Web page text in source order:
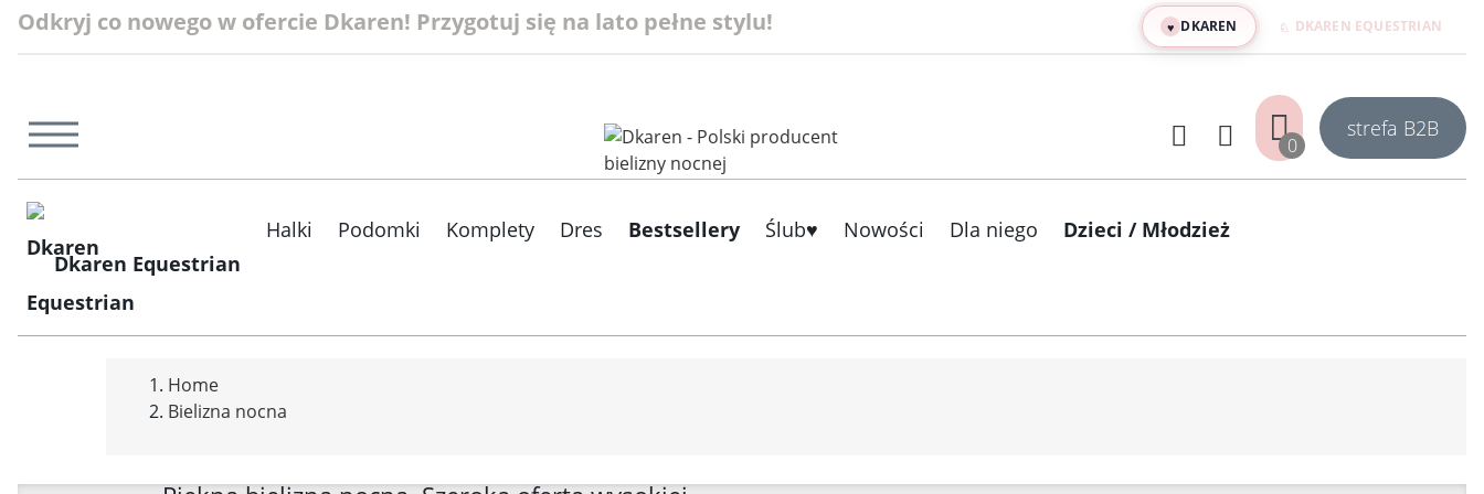
Odkryj co nowego w ofercie Dkaren! Przygotuj się na lato pełne stylu! ♥ DKAREN ♘ DKAREN EQUESTRIAN
0
strefa B2B
Dkaren Equestrian
Halki Podomki Komplety Dres Bestsellery Ślub♥ Nowości Dla niego Dzieci / Młodzież
Home
Bielizna nocna
Bielizna nocna